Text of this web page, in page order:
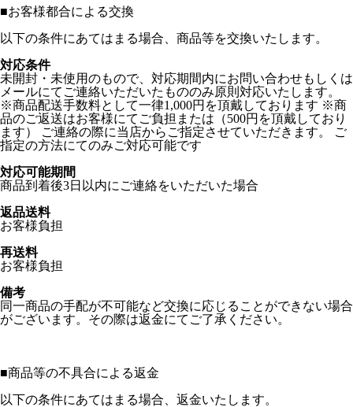
■お客様都合による交換
以下の条件にあてはまる場合、商品等を交換いたします。
対応条件
未開封・未使用のもので、対応期間内にお問い合わせもしくは
メールにてご連絡いただいたもののみ原則対応いたします。
※商品配送手数料として一律1,000円を頂戴しております ※商
品のご返送はお客様にてご負担または（500円を頂戴しており
ます） ご連絡の際に当店からご指定させていただきます。 ご
指定の方法にてのみご対応可能です
対応可能期間
商品到着後3日以内にご連絡をいただいた場合
返品送料
お客様負担
再送料
お客様負担
備考
同一商品の手配が不可能など交換に応じることができない場合
がございます。その際は返金にてご了承ください。
■商品等の不具合による返金
以下の条件にあてはまる場合、返金いたします。